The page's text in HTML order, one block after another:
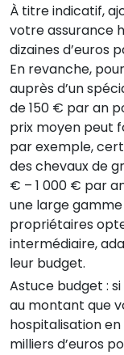
À titre indicatif,
votre assurance
dizaines d’euros
En revanche,
auprès d’un
de 150 € par an
prix moyen peut
par exemple,
des chevaux de
€ – 1 000 € par
une large
propriétaires
intermédiaire,
leur budget.
Astuce budget :
au montant que
hospitalisation
milliers d’euros